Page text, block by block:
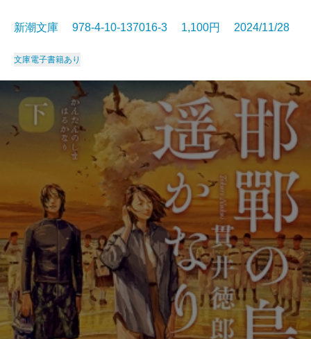
新潮文庫 978-4-10-137016-3 1,100円 2024/11/28
文庫電子書籍あり